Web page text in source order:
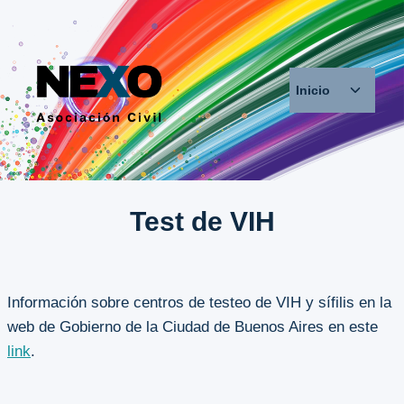
contenido
Inicio
Alternar
menú
hijo
Test de VIH
Información sobre centros de testeo de VIH y sífilis en la
web de Gobierno de la Ciudad de Buenos Aires en este
link.